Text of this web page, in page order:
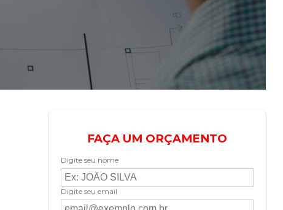
FAÇA UM ORÇAMENTO
Digite seu nome
Digite seu email